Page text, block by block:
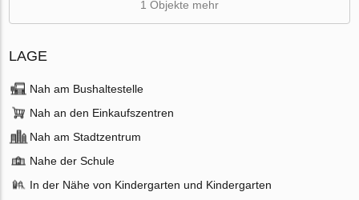
1 Objekte mehr
LAGE
Nah am Bushaltestelle
Nah an den Einkaufszentren
Nah am Stadtzentrum
Nahe der Schule
In der Nähe von Kindergarten und Kindergarten